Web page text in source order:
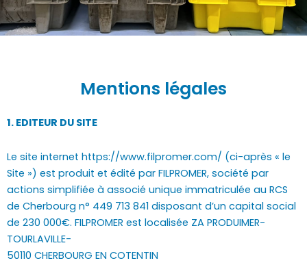
Mentions légales
1. EDITEUR DU SITE
Le site internet https://www.filpromer.com/ (ci-après « le
Site ») est produit et édité par FILPROMER, société par
actions simplifiée à associé unique immatriculée au RCS
de Cherbourg n° 449 713 841 disposant d’un capital social
de 230 000€. FILPROMER est localisée ZA PRODUIMER-
TOURLAVILLE-
50110 CHERBOURG EN COTENTIN